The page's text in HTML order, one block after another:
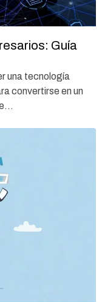
Guía
una tecnología
convertirse en un